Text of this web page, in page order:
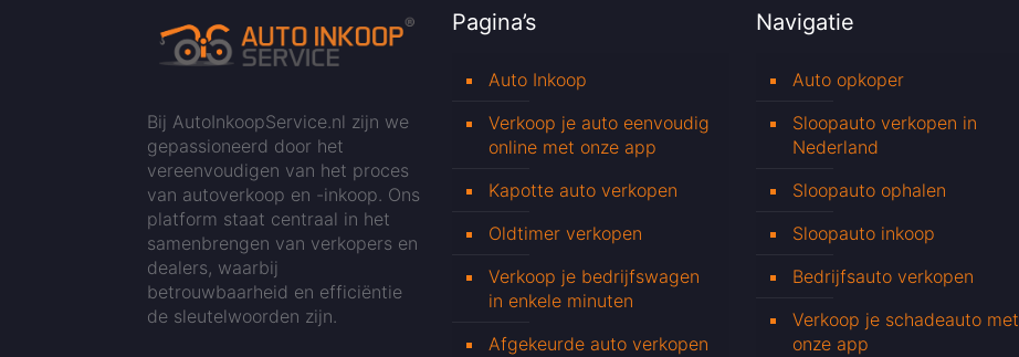
Bij AutoInkoopService.nl zijn we
gepassioneerd door het
vereenvoudigen van het proces
van autoverkoop en -inkoop. Ons
platform staat centraal in het
samenbrengen van verkopers en
dealers, waarbij
betrouwbaarheid en efficiëntie
de sleutelwoorden zijn.
Pagina’s
Auto Inkoop
Verkoop je auto eenvoudig
online met onze app
Kapotte auto verkopen
Oldtimer verkopen
Verkoop je bedrijfswagen
in enkele minuten
Afgekeurde auto verkopen
Navigatie
Auto opkoper
Sloopauto verkopen in
Nederland
Sloopauto ophalen
Sloopauto inkoop
Bedrijfsauto verkopen
Verkoop je schadeauto met
onze app